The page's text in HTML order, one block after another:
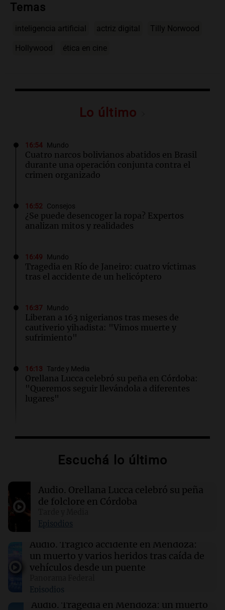
Temas
inteligencia artificial actriz digital Tilly Norwood
Hollywood ética en cine
Lo último
16:54 Mundo
Cuatro narcos bolivianos abatidos en Brasil
durante una operación conjunta contra el
crimen organizado
16:52 Consejos
¿Se puede desencoger la ropa? Expertos
analizan mitos y realidades
16:49 Mundo
Tragedia en Río de Janeiro: cuatro víctimas
tras el accidente de un helicóptero
16:37 Mundo
Liberan a 163 nigerianos tras meses de
cautiverio yihadista: "Vimos muerte y
sufrimiento"
16:13 Tarde y Media
Orellana Lucca celebró su peña en Córdoba:
"Queremos seguir llevándola a diferentes
lugares"
Más de 178.000 inmigrantes abandonan
15:48
Bomberos controlaron un incendio en barrio
Renacimiento
15:00
Barcelona y Real Madrid despidieron en sus
redes sociales a Jorge Messi
Quiniela matutina: conocé los números
ganadores de hoy sábado 8 de agosto.
Escuchá lo último
Audio. Orellana Lucca celebró su peña
de folclore en Córdoba
Episodios
Audio. Trágico accidente en Mendoza:
un muerto y varios heridos tras caída de
vehículos desde un puente
Episodios
Audio. Tragedia en Mendoza: un muerto